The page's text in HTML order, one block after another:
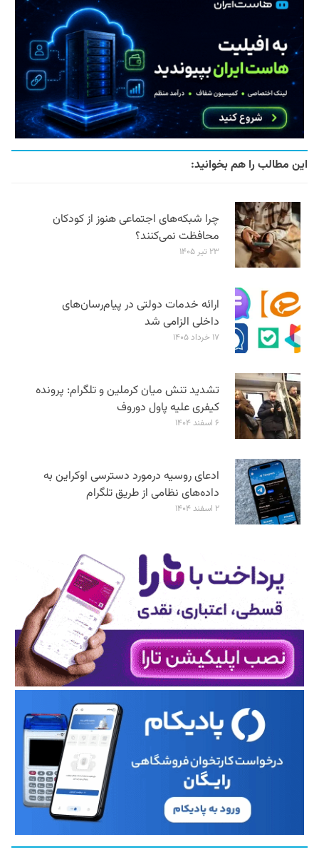
این مطالب را هم بخوانید:
چرا شبکه‌های اجتماعی هنوز از کودکان
محافظت نمی‌کنند؟
۲۳ تیر ۱۴۰۵
ارائه خدمات دولتی در پیام‌رسان‌های
داخلی الزامی شد
۱۷ خرداد ۱۴۰۵
تشدید تنش میان کرملین و تلگرام: پرونده
کیفری علیه پاول دوروف
۶ اسفند ۱۴۰۴
ادعای روسیه درمورد دسترسی اوکراین به
داده‌های نظامی از طریق تلگرام
۲ اسفند ۱۴۰۴